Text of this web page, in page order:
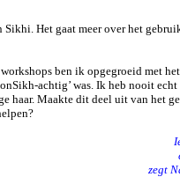
Het gaat meer over het
ben ik opgegroeid met
achtig’ was. Ik heb nooit
haar. Maakte dit deel uit van het
zegt